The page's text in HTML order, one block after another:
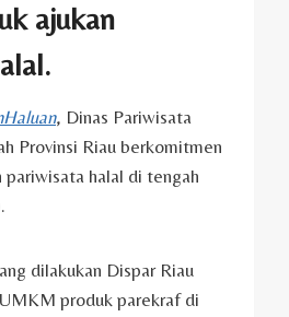
ajukan
, Dinas Pariwisata
Provinsi Riau berkomitmen
pariwisata halal di tengah
dilakukan Dispar Riau
produk parekraf di